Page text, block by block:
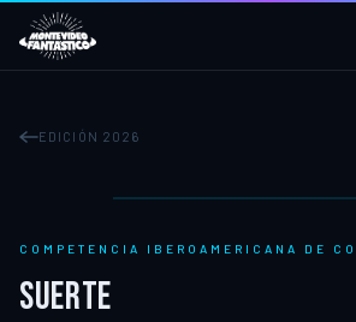
EDICIÓN 2026
COMPETENCIA IBEROAMERICANA DE
SUERTE